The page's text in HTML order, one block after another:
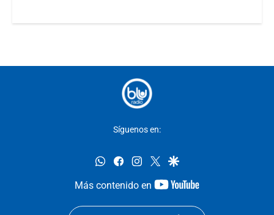
Síguenos en:
whatsappfacebookinstagram
twittergoogle
Más contenido en
youtube-